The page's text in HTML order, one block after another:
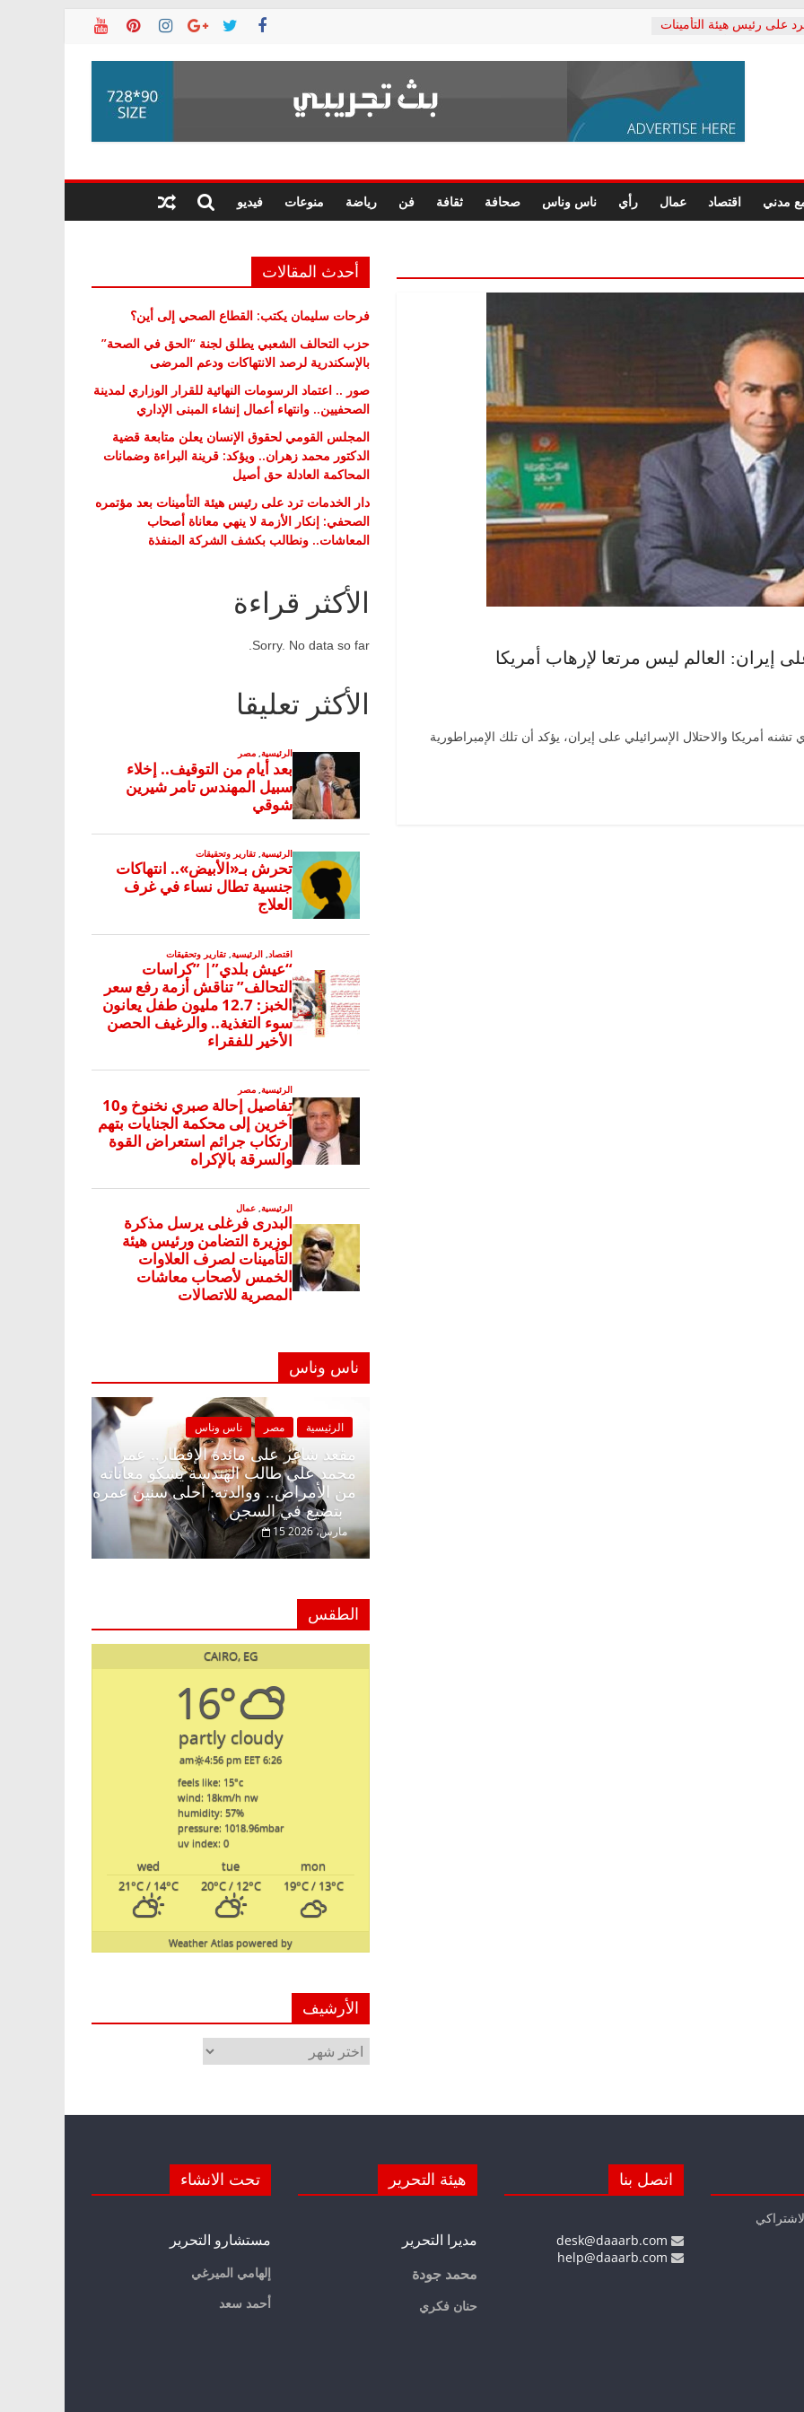
على رئيس هيئة التأمينات
المعاشات.. ونطالب بكشف
يكتب: القطاع الصحي إلى
الشعبي يطلق لجنة “الحق
النهائية للقرار
الصحفيين.. وانتهاء أعمال
المحاكمة العادلة
مدني اقتصاد عمال رأي ناس وناس صحافة ثقافة فن رياضة منوعات فيديو
إيران: العالم ليس مرتعا لإرهاب أمريكا
أمريكا والاحتلال الإسرائيلي على إيران، يؤكد أن تلك الإمبراطورية
أحدث المقالات
فرحات سليمان يكتب: القطاع الصحي إلى أين؟
حزب التحالف الشعبي يطلق لجنة “الحق في الصحة”
بالإسكندرية لرصد الانتهاكات ودعم المرضى
صور .. اعتماد الرسومات النهائية للقرار الوزاري لمدينة
الصحفيين.. وانتهاء أعمال إنشاء المبنى الإداري
المجلس القومي لحقوق الإنسان يعلن متابعة قضية
الدكتور محمد زهران.. ويؤكد: قرينة البراءة وضمانات
المحاكمة العادلة حق أصيل
دار الخدمات ترد على رئيس هيئة التأمينات بعد مؤتمره
الصحفي: إنكار الأزمة لا ينهي معاناة أصحاب
المعاشات.. ونطالب بكشف الشركة المنفذة
الأكثر قراءة
Sorry. No data so far.
الأكثر تعليقا
ناس وناس
الرئيسية ناس وناس
مقعد شاغر على مائدة الإفطار..
محمد علي طالب الهندسة يشكو
من الأمراض.. ووالدته: أحلى
بتضيع في السجن
15 مارس، 2026
ناس وناس
مقعد شاغر على الإفطار وبلكونة بلا زينة
رمضان.. د. عبدالخالق فاروق خبير
اقتصادي في انتظار حلم الحرية ولمة
الطقس
CAIRO, EG
16°
partly cloudy
6:26 am
4:56 pm EET
feels like: 15°c
wind: 18km/h nw
humidity: 57%
pressure: 1018.96mbar
uv index: 0
mon
tue
wed
19°C/ 13°C
20°C/ 12°C
21°C/ 14°C
powered by
Weather Atlas
الأرشيف
الأرشيف
اتصل بنا هيئة التحرير
مديرا التحرير
محمد جودة
حنان فكري
تحت الانشاء
مستشارو التحرير
إلهامي الميرغي
أحمد سعد